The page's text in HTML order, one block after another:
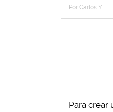
Por Carlos Y
Para crear